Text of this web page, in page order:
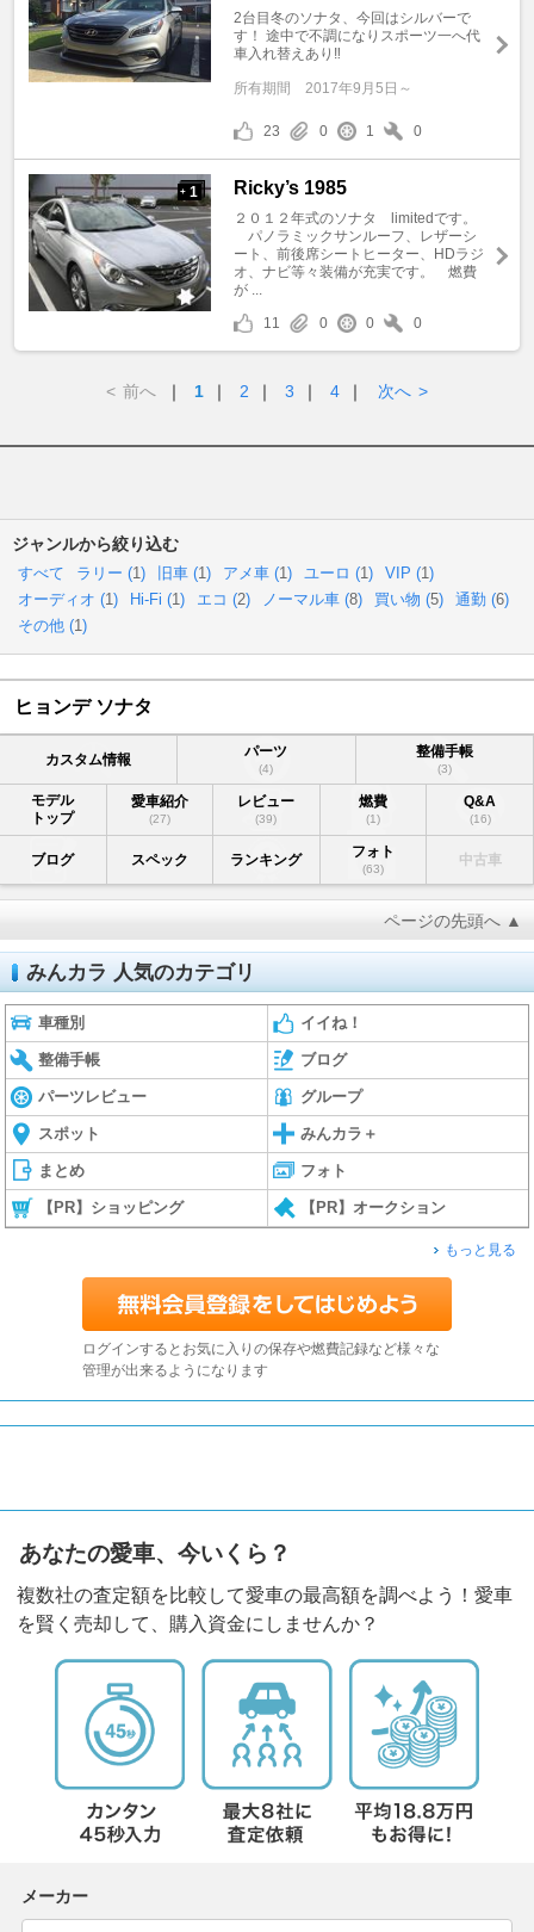
2台目冬のソナタ、今回はシルバーで
す！ 途中で不調になりスポーツ一へ代
車入れ替えあり‼️
所有期間 2017年9月5日～
23 0 1 0
+ 1 Ricky’s 1985
２０１２年式のソナタ limitedです。
パノラミックサンルーフ、レザーシ
ート、前後席シートヒーター、HDラジ
オ、ナビ等々装備が充実です。 燃費
が ...
11
0 0 0
< 前へ ｜ 1 ｜ 2 ｜ 3 ｜ 4 ｜ 次へ >
ジャンルから絞り込む
すべて ラリー (1) 旧車 (1) アメ車 (1) ユーロ (1) VIP (1)
オーディオ (1) Hi-Fi (1) エコ (2) ノーマル車 (8) 買い物 (5) 通勤 (6)
その他 (1)
ヒョンデ ソナタ
カスタム情報 パーツ
(4)
整備手帳
(3)
モデル
トップ
愛車紹介
(27)
レビュー
(39)
燃費
(1)
Q&A
(16)
ブログ スペック ランキング フォト
(63)
中古車
ページの先頭へ ▲
みんカラ 人気のカテゴリ
車種別 イイね！
整備手帳 ブログ
パーツレビュー グループ
スポット みんカラ＋
まとめ フォト
【PR】ショッピング 【PR】オークション
もっと見る
ログインするとお気に入りの保存や燃費記録など様々な
管理が出来るようになります
あなたの愛車、今いくら？
複数社の査定額を比較して愛車の最高額を調べよう！愛車
を賢く売却して、購入資金にしませんか？
メーカー